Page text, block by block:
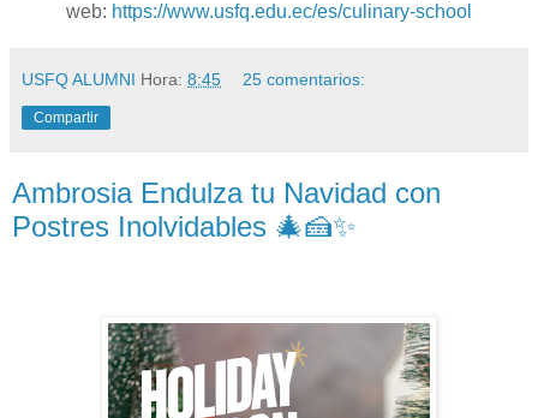
web: https://www.usfq.edu.ec/es/culinary-school
USFQ ALUMNI Hora: 8:45 25 comentarios:
Compartir
Ambrosia Endulza tu Navidad con
Postres Inolvidables 🎄🍰✨